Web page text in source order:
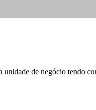
de negócio tendo